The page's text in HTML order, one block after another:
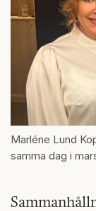
Marléne Lund
samma dag i